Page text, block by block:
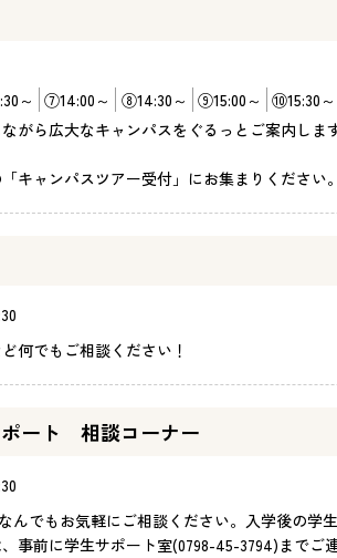
～ ⑦14:00～ ⑧14:30～ ⑨15:00～ ⑩15:30～
ら広大なキャンパスをぐるっとご案内しま
キャンパスツアー受付」にお集まりください。
何でもご相談ください！
ポート 相談コーナー
でもお気軽にご相談ください。入学後の学
事前に学生サポート室(0798-45-3794)までご